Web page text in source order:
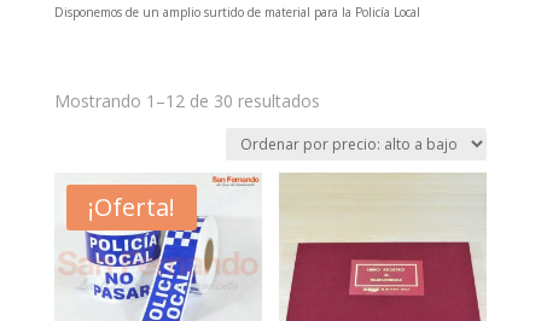
Disponemos de un amplio surtido de material para la Policía Local
Mostrando 1–12 de 30 resultadosOrdenado
precio:
alto
¡Oferta!